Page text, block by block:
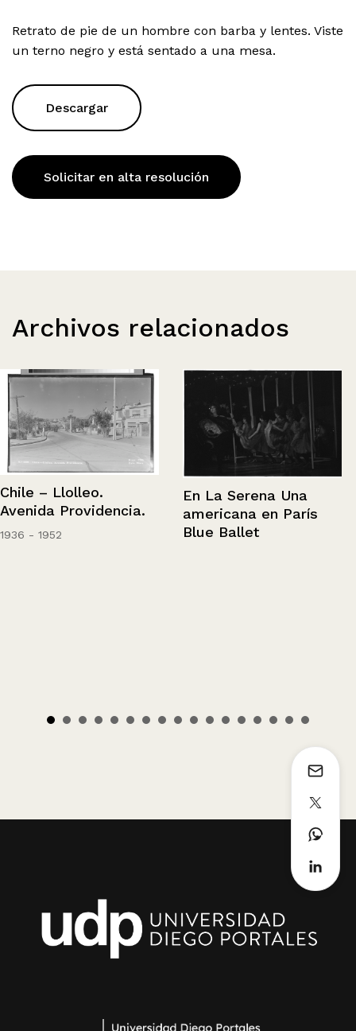
Retrato de pie de un hombre con barba y lentes. Viste
un terno negro y está sentado a una mesa.
Descargar
Solicitar en alta resolución
Archivos relacionados
Chile – Llolleo.
Avenida Providencia.
1936 - 1952
En La Serena Una
americana en París
Blue Ballet